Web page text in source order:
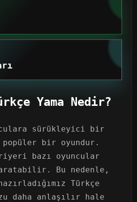
Yama Nedir?
sürükleyici bir
popüler bir oyundur.
bazı oyuncular
Bu nedenle,
Türkçe
daha anlaşılır hale